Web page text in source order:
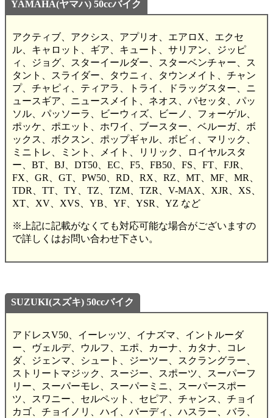
YAMAHA(ヤマハ) 50ccバイク
アクティブ、アクシス、アプリオ、エアロX、エクセ
ル、キャロット、ギア、キュート、サリアン、ジッピ
ィ、ジョグ、スターイールダー、スターベンチャー、ス
タント、スライダー、タウニィ、タウンメイト、チャン
プ、チャピィ、ティアラ、トライ、ドラッグスター、ニ
ュースギア、ニュースメイト、ネオス、パセッタ、パッ
ソル、パッソーラ、ビーウィズ、ビーノ、フォーゲル、
ポッケ、ポエット、ホワイ、ブースター、ベルーガ、ボ
ックス、ボクスン、ポップギャル、ボビィ、マリック、
ミニトレ、ミント、メイト、リリック、ロイヤルスタ
ー、BT、BJ、DT50、EC、F5、FB50、FS、FT、FJR、
FX、GR、GT、PW50、RD、RX、RZ、MT、MF、MR、
TDR、TT、TY、TZ、TZM、TZR、V-MAX、XJR、XS、
XT、XV、XVS、YB、YF、YSR、YZ など
※上記に記載がなくても対応可能な場合がございますの
で詳しくはお問い合わせ下さい。
SUZUKI(スズキ) 50ccバイク
アドレスV50、イーレッツ、イナズマ、イントルーダ
ー、ヴェルデ、ウルフ、エポ、カーナ、カタナ、コレ
ダ、ジェンマ、シュート、ジーツー、スクラングラー、
ストリートマジック、スージー、スポーツ、スーパーフ
リー、スーパーモレ、スーパーミニ、スーパースポー
ツ、スワニー、セルペット、セピア、チャンス、チョイ
カゴ、チョイノリ、ハイ、バーディ、ハスラー、バラ、